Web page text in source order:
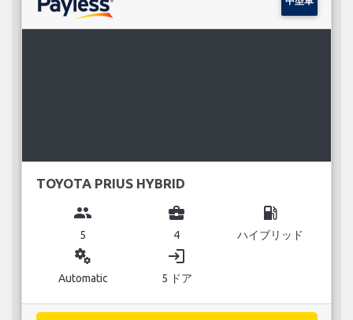
TOYOTA PRIUS HYBRID
group
5
business_center
4
local_gas_station
ハイブリッド
miscellaneous_services
Automatic
login
5 ドア